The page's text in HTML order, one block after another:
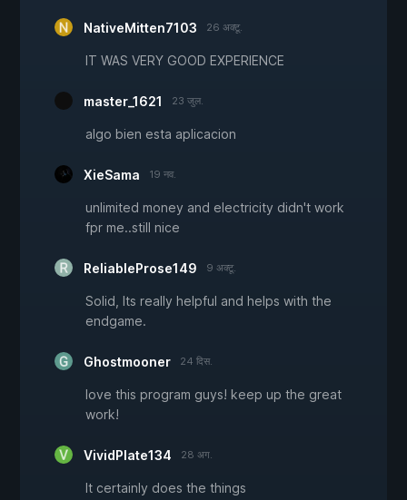
NativeMitten7103 26 अक्टू.
IT WAS VERY GOOD EXPERIENCE
master_1621 23 जुल.
algo bien esta aplicacion
XieSama 19 नव.
unlimited money and electricity didn't work
fpr me..still nice
ReliableProse149 9 अक्टू.
Solid, Its really helpful and helps with the
endgame.
Ghostmooner 24 दिस.
love this program guys! keep up the great
work!
VividPlate134 28 अग.
It certainly does the things